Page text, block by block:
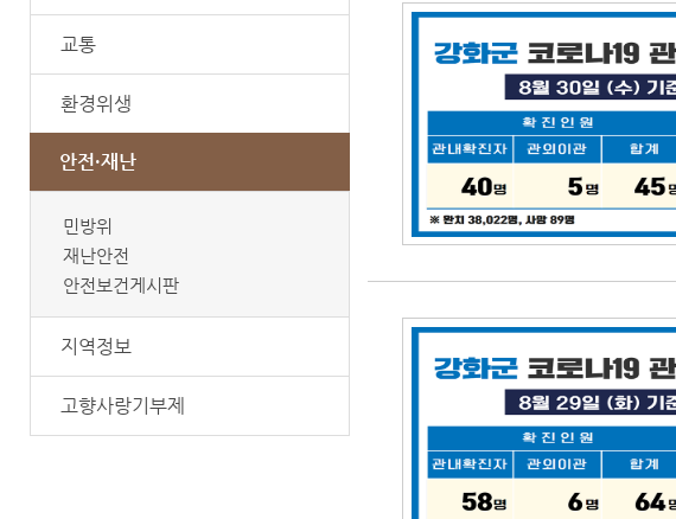
교통
환경위생
안전·재난
민방위
재난안전
안전보건게시판
지역정보
고향사랑기부제